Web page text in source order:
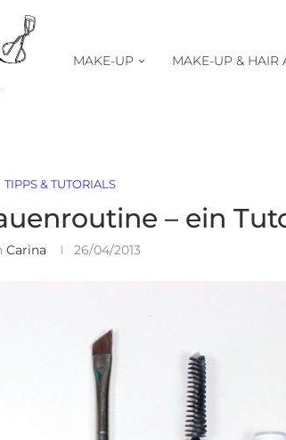
MAKE-UP MAKE-UP & HAIR
TIPPS & TUTORIALS
– ein
Carina 26/04/2013